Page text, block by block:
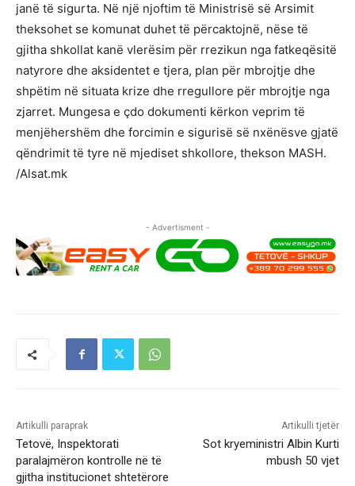
janë të sigurta. Në një njoftim të Ministrisë së Arsimit
theksohet se komunat duhet të përcaktojnë, nëse të
gjitha shkollat kanë vlerësim për rrezikun nga fatkeqësitë
natyrore dhe aksidentet e tjera, plan për mbrojtje dhe
shpëtim në situata krize dhe rregullore për mbrojtje nga
zjarret. Mungesa e çdo dokumenti kërkon veprim të
menjëhershëm dhe forcimin e sigurisë së nxënësve gjatë
qëndrimit të tyre në mjediset shkollore, thekson MASH.
/Alsat.mk
- Advertisment -
Artikulli paraprak
Tetovë, Inspektorati
paralajmëron kontrolle në të
gjitha institucionet shtetërore
Artikulli tjetër
Sot kryeministri Albin Kurti
mbush 50 vjet